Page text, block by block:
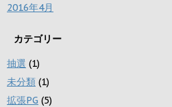
2016年4月
カテゴリー
抽選 (1)
未分類 (1)
拡張PG (5)